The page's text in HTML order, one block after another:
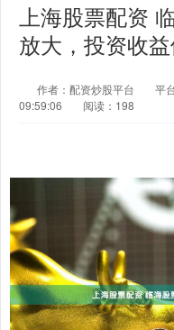
上海股票配资
放大，投资收
作者：配资炒股平台 平
09:59:06
阅读：198